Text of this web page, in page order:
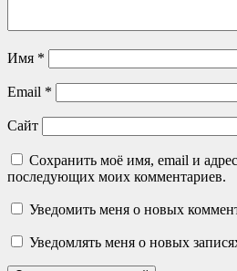
Имя *
Email *
Сайт
Сохранить моё имя, email и
последующих моих комментариев.
Уведомить меня о новых
Уведомлять меня о новых